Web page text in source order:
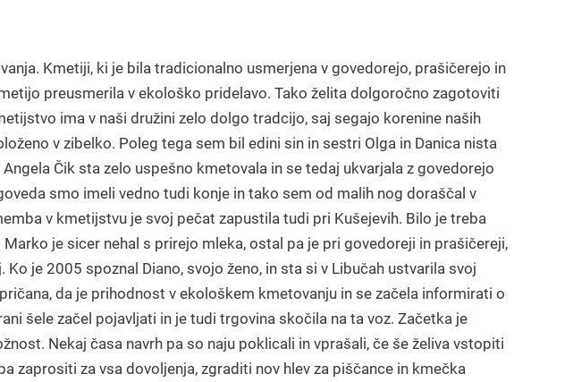
Kmetiji, ki je bila tradicionalno usmerjena v govedorejo, prašičerejo in
preusmerila v ekološko pridelavo. Tako želita dolgoročno zagotoviti
ima v naši družini zelo dolgo tradcijo, saj segajo korenine naših
v zibelko. Poleg tega sem bil edini sin in sestri Olga in Danica nista
Čik sta zelo uspešno kmetovala in se tedaj ukvarjala z govedorejo
smo imeli vedno tudi konje in tako sem od malih nog doraščal v
v kmetijstvu je svoj pečat zapustila tudi pri Kušejevih. Bilo je treba
je sicer nehal s prirejo mleka, ostal pa je pri govedoreji in prašičereji,
je 2005 spoznal Diano, svojo ženo, in sta si v Libučah ustvarila svoj
da je prihodnost v ekološkem kmetovanju in se začela informirati o
šele začel pojavljati in je tudi trgovina skočila na ta voz. Začetka je
Nekaj časa navrh pa so naju poklicali in vprašali, če še želiva vstopiti
zaprositi za vsa dovoljenja, zgraditi nov hlev za piščance in kmečka